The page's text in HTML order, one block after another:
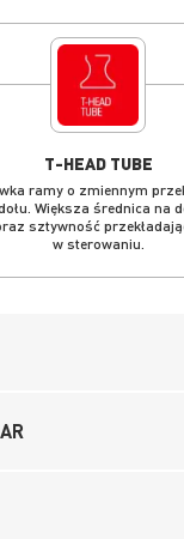
T-HEAD TUBE
ramy o zmiennym
Większa średnica na
sztywność
w sterowaniu.